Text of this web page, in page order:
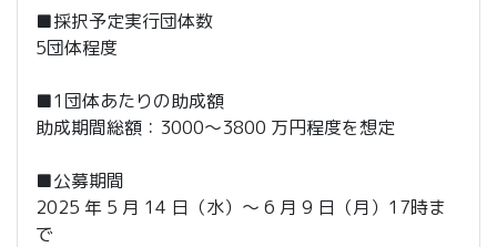
■採択予定実行団体数
5団体程度
■1団体あたりの助成額
助成期間総額：3000～3800 万円程度を想定
■公募期間
2025 年 5 月 14 日（水）～ 6 月 9 日（月）17時ま
で